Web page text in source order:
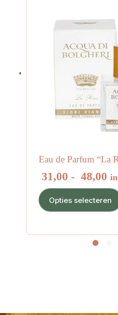
Eau de Parfum “La
31,00 - 48,00
€
€
Opties selecteren